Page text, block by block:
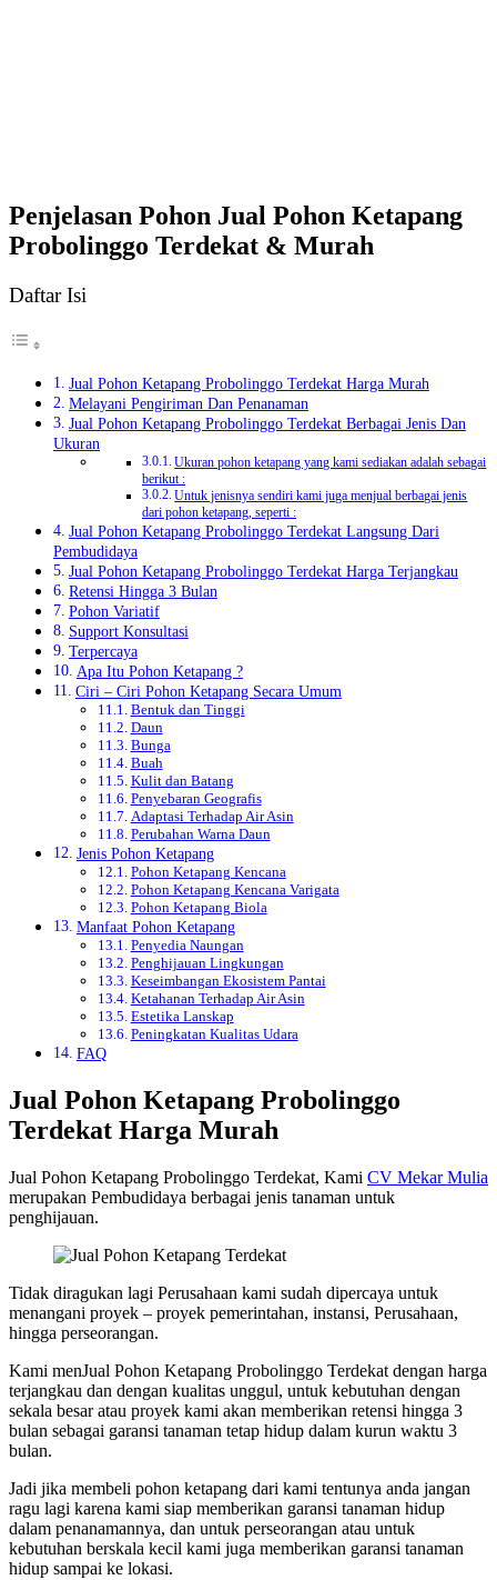
Penjelasan Pohon Jual Pohon Ketapang
Probolinggo Terdekat & Murah
Daftar Isi
Jual Pohon Ketapang Probolinggo Terdekat Harga Murah
Melayani Pengiriman Dan Penanaman
Jual Pohon Ketapang Probolinggo Terdekat Berbagai Jenis Dan
Ukuran
Ukuran pohon ketapang yang kami sediakan adalah sebagai
berikut :
Untuk jenisnya sendiri kami juga menjual berbagai jenis
dari pohon ketapang, seperti :
Jual Pohon Ketapang Probolinggo Terdekat Langsung Dari
Pembudidaya
Jual Pohon Ketapang Probolinggo Terdekat Harga Terjangkau
Retensi Hingga 3 Bulan
Pohon Variatif
Support Konsultasi
Terpercaya
Apa Itu Pohon Ketapang ?
Ciri – Ciri Pohon Ketapang Secara Umum
Bentuk dan Tinggi
Daun
Bunga
Buah
Kulit dan Batang
Penyebaran Geografis
Adaptasi Terhadap Air Asin
Perubahan Warna Daun
Jenis Pohon Ketapang
Pohon Ketapang Kencana
Pohon Ketapang Kencana Varigata
Pohon Ketapang Biola
Manfaat Pohon Ketapang
Penyedia Naungan
Penghijauan Lingkungan
Keseimbangan Ekosistem Pantai
Ketahanan Terhadap Air Asin
Estetika Lanskap
Peningkatan Kualitas Udara
FAQ
Jual Pohon Ketapang Probolinggo
Terdekat Harga Murah
Jual Pohon Ketapang Probolinggo Terdekat, Kami CV Mekar Mulia
merupakan Pembudidaya berbagai jenis tanaman untuk
penghijauan.
Tidak diragukan lagi Perusahaan kami sudah dipercaya untuk
menangani proyek – proyek pemerintahan, instansi, Perusahaan,
hingga perseorangan.
Kami menJual Pohon Ketapang Probolinggo Terdekat dengan harga
terjangkau dan dengan kualitas unggul, untuk kebutuhan dengan
sekala besar atau proyek kami akan memberikan retensi hingga 3
bulan sebagai garansi tanaman tetap hidup dalam kurun waktu 3
bulan.
Jadi jika membeli pohon ketapang dari kami tentunya anda jangan
ragu lagi karena kami siap memberikan garansi tanaman hidup
dalam penanamannya, dan untuk perseorangan atau untuk
kebutuhan berskala kecil kami juga memberikan garansi tanaman
hidup sampai ke lokasi.